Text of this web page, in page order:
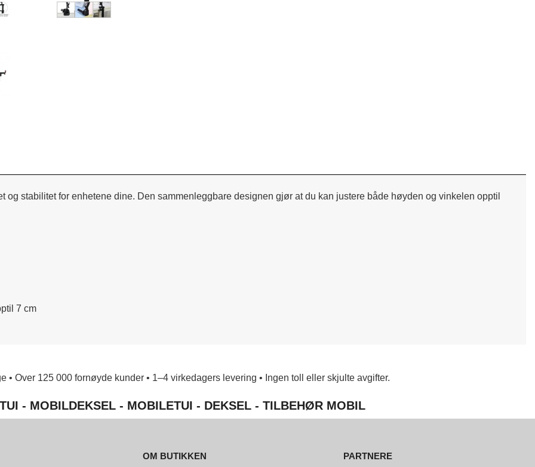
og stabilitet for enhetene dine. Den sammenleggbare designen gjør at du kan justere både høyden og vinkelen opptil
7 cm
• Over 125 000 fornøyde kunder • 1–4 virkedagers levering • Ingen toll eller skjulte avgifter.
- MOBILDEKSEL - MOBILETUI - DEKSEL - TILBEHØR MOBIL
OM BUTIKKEN PARTNERE